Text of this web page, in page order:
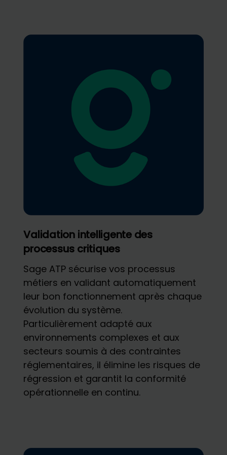
Validation intelligente des
processus critiques
Sage ATP sécurise vos processus
métiers en validant automatiquement
leur bon fonctionnement après chaque
évolution du système.
Particulièrement adapté aux
environnements complexes et aux
secteurs soumis à des contraintes
réglementaires, il élimine les risques de
régression et garantit la conformité
opérationnelle en continu.